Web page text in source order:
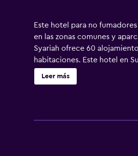
Este hotel para no
en las zonas comunes y
Syariah ofrece 60
habitaciones. Este hotel en
Leer más